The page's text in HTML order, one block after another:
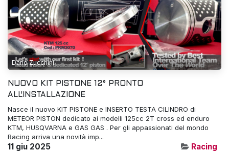
Dario Zucchini
NUOVO KIT PISTONE 12° PRONTO
ALL'INSTALLAZIONE
Nasce il nuovo KIT PISTONE e INSERTO TESTA CILINDRO di
METEOR PISTON dedicato ai modelli 125cc 2T cross ed enduro
KTM, HUSQVARNA e GAS GAS . Per gli appassionati del mondo
Racing arriva una novità imp...
11 giu 2025 Racing